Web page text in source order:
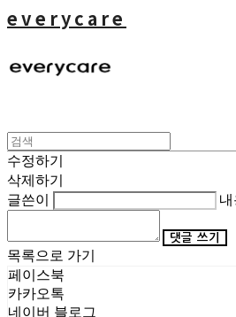
everycare
수정하기
삭제하기
글쓴이
댓글 쓰기
목록으로 가기
페이스북
카카오톡
네이버 블로그